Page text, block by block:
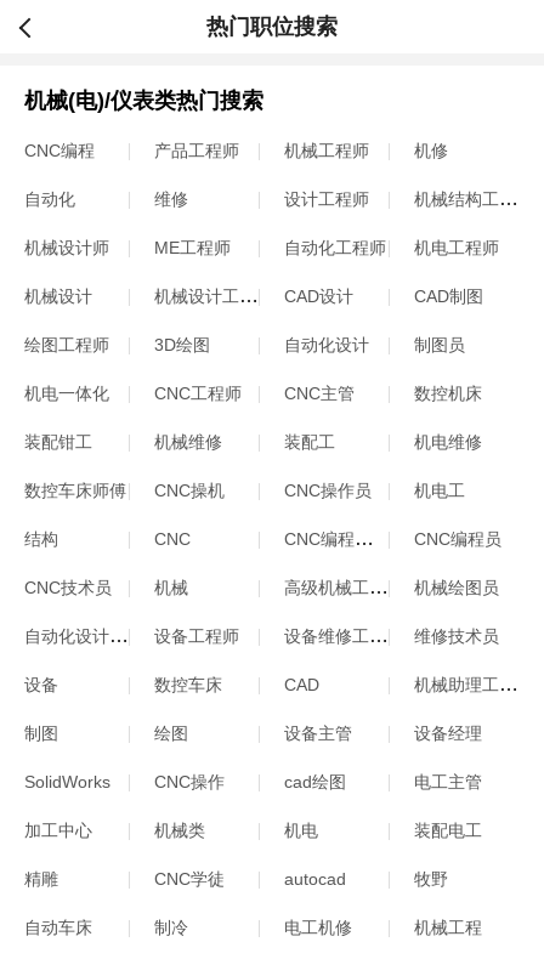
热门职位搜索
机械(电)/仪表类热门搜索
CNC编程 产品工程师 机械工程师 机修
自动化 维修 设计工程师 机械结构工程师
机械设计师 ME工程师 自动化工程师 机电工程师
机械设计 机械设计工程师 CAD设计 CAD制图
绘图工程师 3D绘图 自动化设计 制图员
机电一体化 CNC工程师 CNC主管 数控机床
装配钳工 机械维修 装配工 机电维修
数控车床师傅 CNC操机 CNC操作员 机电工
结构 CNC CNC编程工程师 CNC编程员
CNC技术员 机械 高级机械工程师 机械绘图员
自动化设计工程师 设备工程师 设备维修工程师 维修技术员
设备 数控车床 CAD 机械助理工程师
制图 绘图 设备主管 设备经理
SolidWorks CNC操作 cad绘图 电工主管
加工中心 机械类 机电 装配电工
精雕 CNC学徒 autocad 牧野
自动车床 制冷 电工机修 机械工程